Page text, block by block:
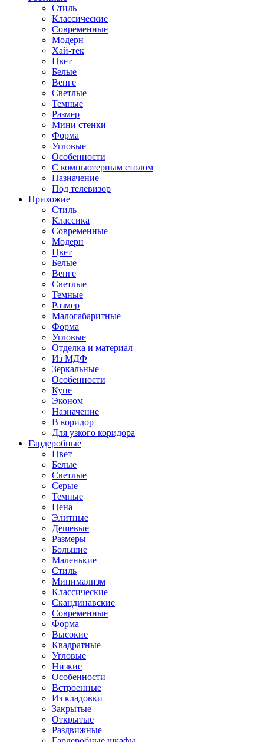
Стиль
Классические
Современные
Модерн
Хай-тек
Цвет
Белые
Венге
Светлые
Темные
Размер
Мини стенки
Форма
Угловые
Особенности
С компьютерным столом
Назначение
Под телевизор
Прихожие
Стиль
Классика
Современные
Модерн
Цвет
Белые
Венге
Светлые
Темные
Размер
Малогабаритные
Форма
Угловые
Отделка и материал
Из МДФ
Зеркальные
Особенности
Купе
Эконом
Назначение
В коридор
Для узкого коридора
Гардеробные
Цвет
Белые
Светлые
Серые
Темные
Цена
Элитные
Дешевые
Размеры
Большие
Маленькие
Стиль
Минимализм
Классические
Скандинавские
Современные
Форма
Высокие
Квадратные
Угловые
Низкие
Особенности
Встроенные
Из кладовки
Закрытые
Открытые
Раздвижные